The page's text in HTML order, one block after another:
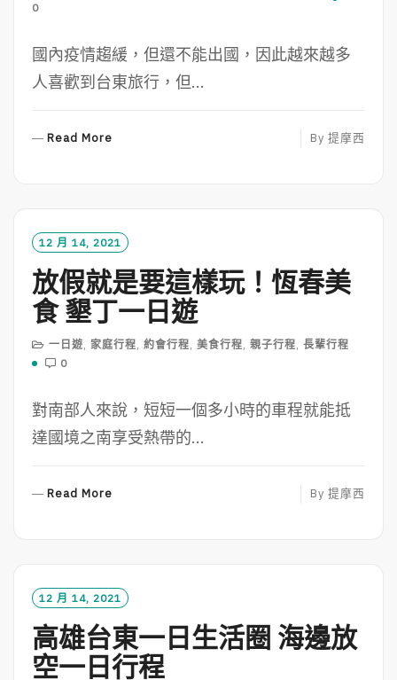
0
國內疫情趨緩，但還不能出國，因此越來越多
人喜歡到台東旅行，但...
Read More
O
R
E
By 提摩西
12 月 14, 2021
放假就是要這樣玩！恆春美
食 墾丁一日遊
一日遊, 家庭行程, 約會行程, 美食行程, 親子行程, 長輩行程
0
對南部人來說，短短一個多小時的車程就能抵
達國境之南享受熱帶的...
Read More
O
R
E
By 提摩西
12 月 14, 2021
高雄台東一日生活圈 海邊放
空一日行程